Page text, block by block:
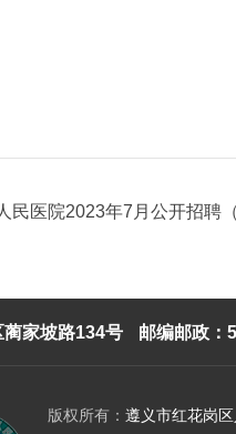
民医院2023年7月公开招聘
家坡路134号 邮编邮政：
版权所有： 遵义市红花岗